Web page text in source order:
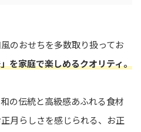
のおせちを多数取り扱ってお
を家庭で楽しめるクオリティ。
の伝統と高級感あふれる食材
月らしさを感じられる、お正